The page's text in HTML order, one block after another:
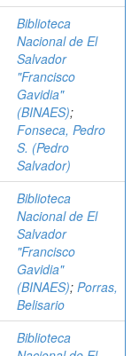
Biblioteca
Nacional de El
Salvador
"Francisco
Gavidia"
(BINAES);
Fonseca, Pedro
S. (Pedro
Salvador)
Biblioteca
Nacional de El
Salvador
"Francisco
Gavidia"
(BINAES); Porras,
Belisario
Biblioteca